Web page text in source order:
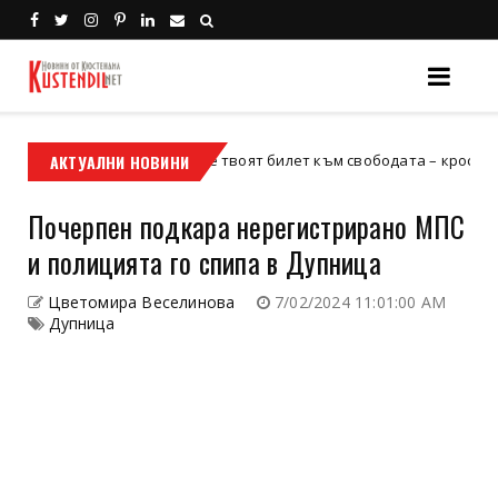
АКТУАЛНИ НОВИНИ
мотор Кой е твоят билет към свободата – кросовият
Почерпен подкара нерегистрирано МПС
и полицията го спипа в Дупница
Цветомира Веселинова
7/02/2024 11:01:00 AM
Дупница